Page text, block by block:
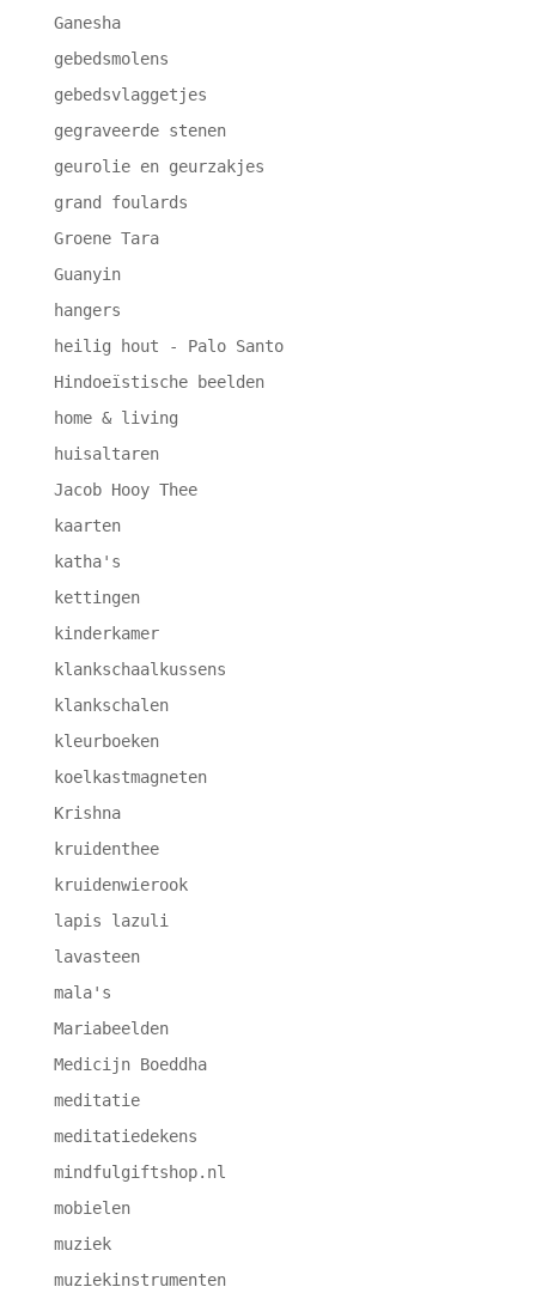
Ganesha
gebedsmolens
gebedsvlaggetjes
gegraveerde stenen
geurolie en geurzakjes
grand foulards
Groene Tara
Guanyin
hangers
heilig hout - Palo Santo
Hindoeïstische beelden
home & living
huisaltaren
Jacob Hooy Thee
kaarten
katha's
kettingen
kinderkamer
klankschaalkussens
klankschalen
kleurboeken
koelkastmagneten
Krishna
kruidenthee
kruidenwierook
lapis lazuli
lavasteen
mala's
Mariabeelden
Medicijn Boeddha
meditatie
meditatiedekens
mindfulgiftshop.nl
mobielen
muziek
muziekinstrumenten